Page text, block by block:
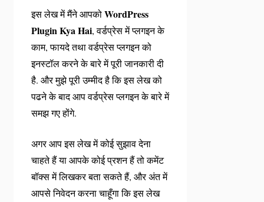
इस लेख में मैंने आपकोWordPress
Plugin Kya Hai, वर्डप्रेस में प्लगइन के
काम, फायदे तथा वर्डप्रेस प्लगइन को
इनस्टॉल करने के बारे में पूरी जानकारी दी
है. और मुझे पूरी उम्मीद है कि इस लेख को
पढने के बाद आप वर्डप्रेस प्लगइन के बारे में
समझ गए होंगे.
अगर आप इस लेख में कोई सुझाव देना
चाहते हैं या आपके कोई प्रशन हैं तो कमेंट
बॉक्स में लिखकर बता सकते हैं, और अंत में
आपसे निवेदन करना चाहूँगा कि इस लेख